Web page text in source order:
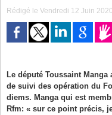
Rédigé le Vendredi 12 Juin
Le député Toussaint
de suivi des opération du
diems. Manga qui est
Rfm: « sur ce point précis,